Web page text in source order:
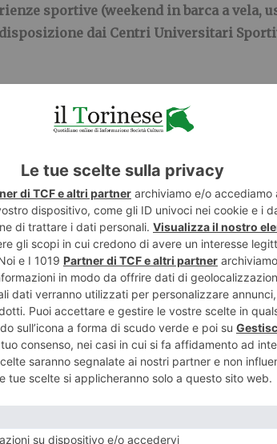
sportive (weekend in barca a vela,
dai Centri Universitari
per i vincitori saranno pubblicati
, dove sono disponibili il
recuperati in casa.
, ilGreen Office dell’Università degli Studi
Orientale, insieme alCentro
di riflessione ad ampio
al termine di questa esperienza
Vice Rettore Vicario alla Sostenibilità e